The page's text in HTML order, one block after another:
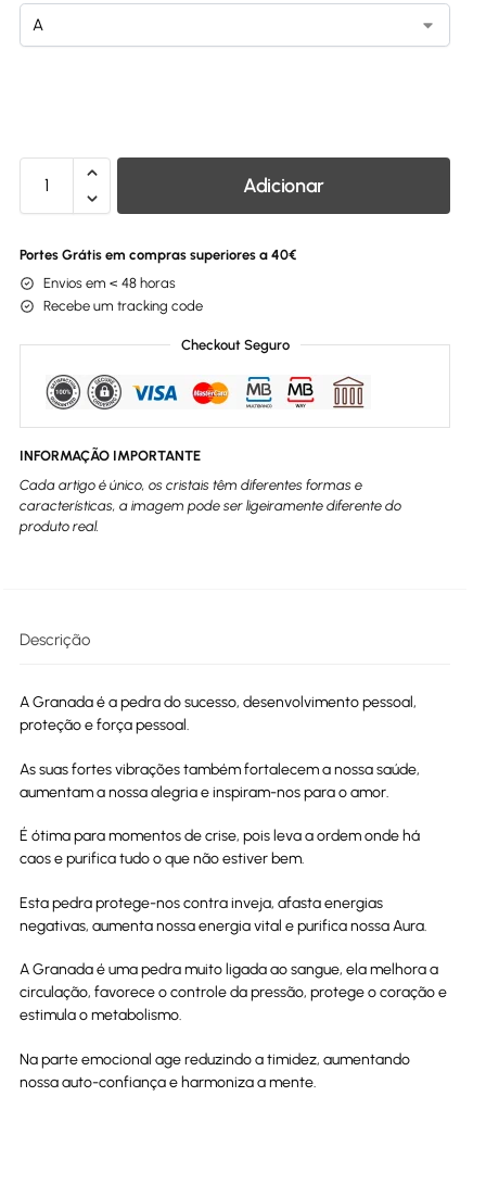
Adicionar
Portes Grátis em compras superiores a 40€
Envios em < 48 horas
Recebe um tracking code
Checkout Seguro
INFORMAÇÃO IMPORTANTE
Cada artigo é único, os cristais têm diferentes formas e
características, a imagem pode ser ligeiramente diferente do
produto real.
Descrição
A Granada é a pedra do sucesso, desenvolvimento pessoal,
proteção e força pessoal.
As suas fortes vibrações também fortalecem a nossa saúde,
aumentam a nossa alegria e inspiram-nos para o amor.
É ótima para momentos de crise, pois leva a ordem onde há
caos e purifica tudo o que não estiver bem.
Esta pedra protege-nos contra inveja, afasta energias
negativas, aumenta nossa energia vital e purifica nossa Aura.
A Granada é uma pedra muito ligada ao sangue, ela melhora a
circulação, favorece o controle da pressão, protege o coração e
estimula o metabolismo.
Na parte emocional age reduzindo a timidez, aumentando
nossa auto-confiança e harmoniza a mente.